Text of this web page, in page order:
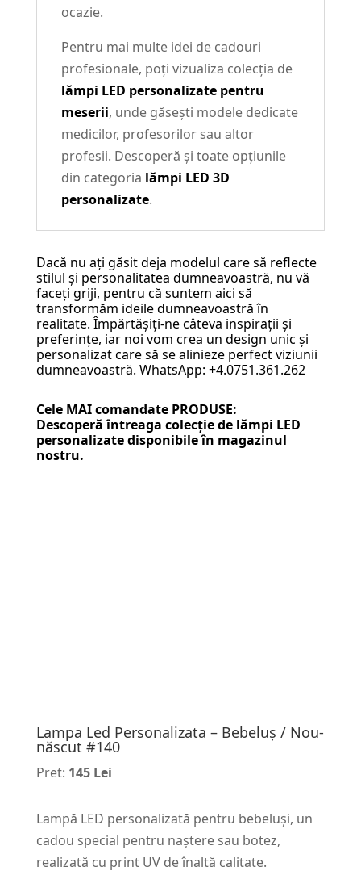
ocazie.
Pentru mai multe idei de cadouri
profesionale, poți vizualiza colecția de
lămpi LED personalizate pentru
meserii, unde găsești modele dedicate
medicilor, profesorilor sau altor
profesii. Descoperă și toate opțiunile
din categoria lămpi LED 3D
personalizate.
Dacă nu ați găsit deja modelul care să reflecte
stilul și personalitatea dumneavoastră, nu vă
faceți griji, pentru că suntem aici să
transformăm ideile dumneavoastră în
realitate. Împărtășiți-ne câteva inspirații și
preferințe, iar noi vom crea un design unic și
personalizat care să se alinieze perfect viziunii
dumneavoastră. WhatsApp: +4.0751.361.262
Cele MAI comandate PRODUSE:
Descoperă întreaga colecție de lămpi LED
personalizatedisponibile în magazinul
nostru.
Lampa Led Personalizata – Bebeluș / Nou-
născut #140
Pret: 145 Lei
Lampă LED personalizată pentru bebeluși, un
cadou special pentru naștere sau botez,
realizată cu print UV de înaltă calitate.